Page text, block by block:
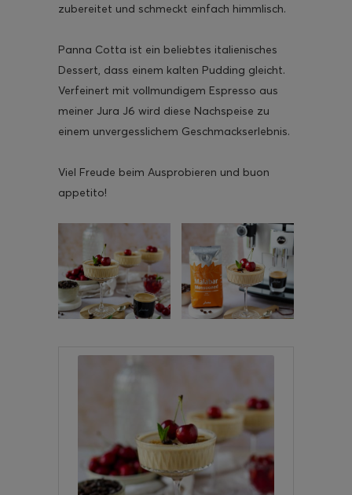
zubereitet und schmeckt einfach himmlisch.
Panna Cotta ist ein beliebtes italienisches
Dessert, dass einem kalten Pudding gleicht.
Verfeinert mit vollmundigem Espresso aus
meiner Jura J6 wird diese Nachspeise zu
einem unvergesslichem Geschmackserlebnis.
Viel Freude beim Ausprobieren und buon
appetito!